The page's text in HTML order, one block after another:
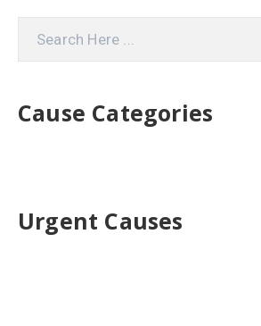
Cause Categories
Urgent Causes